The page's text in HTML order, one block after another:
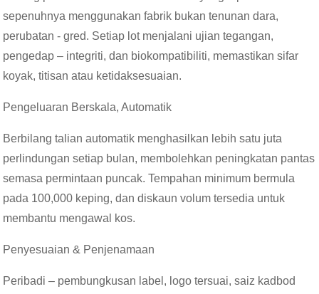
sepenuhnya menggunakan fabrik bukan tenunan dara,
perubatan - gred. Setiap lot menjalani ujian tegangan,
pengedap – integriti, dan biokompatibiliti, memastikan sifar
koyak, titisan atau ketidaksesuaian.
Pengeluaran Berskala, Automatik
Berbilang talian automatik menghasilkan lebih satu juta
perlindungan setiap bulan, membolehkan peningkatan pantas
semasa permintaan puncak. Tempahan minimum bermula
pada 100,000 keping, dan diskaun volum tersedia untuk
membantu mengawal kos.
Penyesuaian & Penjenamaan
Peribadi – pembungkusan label, logo tersuai, saiz kadbod